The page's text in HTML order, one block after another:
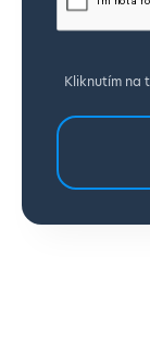
Kliknutím na